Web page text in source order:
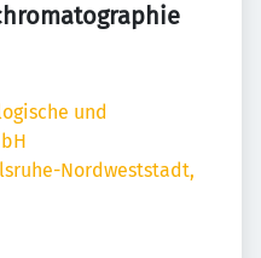
und
Nordweststadt,